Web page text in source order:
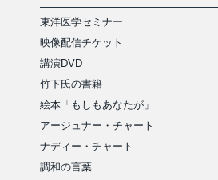
東洋医学セミナー
映像配信チケット
講演DVD
竹下氏の書籍
絵本「もしもあなたが」
アージュナー・チャート
ナディー・チャート
調和の言葉